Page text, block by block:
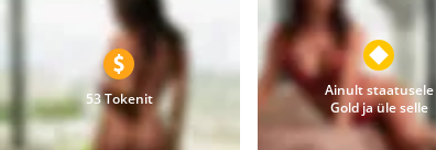
53 Tokenit
Ainult staatusele
Gold ja üle selle